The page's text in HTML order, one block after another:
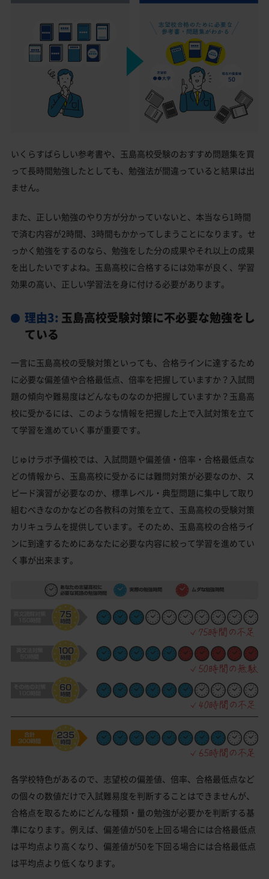
いくらすばらしい参考書や、玉島高校受験のおすすめ問題集を買
って長時間勉強したとしても、勉強法が間違っていると結果は出
ません。
また、正しい勉強のやり方が分かっていないと、本当なら1時間
で済む内容が2時間、3時間もかかってしまうことになります。せ
っかく勉強をするのなら、勉強をした分の成果やそれ以上の成果
を出したいですよね。玉島高校に合格するには効率が良く、学習
効果の高い、正しい学習法を身に付ける必要があります。
理由3: 玉島高校受験対策に不必要な勉強をし
ている
一言に玉島高校の受験対策といっても、合格ラインに達するため
に必要な偏差値や合格最低点、倍率を把握していますか？入試問
題の傾向や難易度はどんなものなのか把握していますか？玉島高
校に受かるには、このような情報を把握した上で入試対策を立て
て学習を進めていく事が重要です。
じゅけラボ予備校では、入試問題や偏差値・倍率・合格最低点な
どの情報から、玉島高校に受かるには難問対策が必要なのか、ス
ピード演習が必要なのか、標準レベル・典型問題に集中して取り
組むべきなのかなどの各教科の対策を立て、玉島高校の受験対策
カリキュラムを提供しています。そのため、玉島高校の合格ライ
ンに到達するためにあなたに必要な内容に絞って学習を進めてい
く事が出来ます。
各学校特色があるので、志望校の偏差値、倍率、合格最低点など
の個々の数値だけで入試難易度を判断することはできませんが、
合格点を取るためにどんな種類・量の勉強が必要かを判断する基
準になります。例えば、偏差値が50を上回る場合には合格最低点
は平均点より高くなり、偏差値が50を下回る場合には合格最低点
は平均点より低くなります。